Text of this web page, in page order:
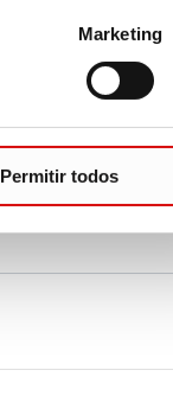
Marketing
Permitir todos